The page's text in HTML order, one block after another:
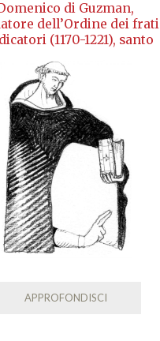
di Guzman,
dell’Ordine dei frati
(1170-1221), santo
APPROFONDISCI